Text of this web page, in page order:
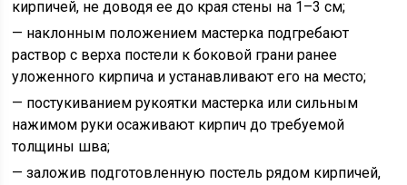
кирпичей, не доводя ее до края стены на 1–3 см;
— наклонным положением мастерка подгребают
раствор с верха постели к боковой грани ранее
уложенного кирпича и устанавливают его на место;
— постукиванием рукоятки мастерка или сильным
нажимом руки осаживают кирпич до требуемой
толщины шва;
— заложив подготовленную постель рядом кирпичей,